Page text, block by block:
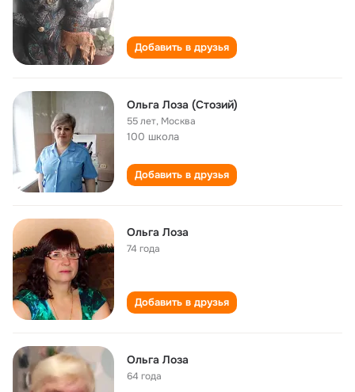
Добавить в друзья
Ольга Лоза (Стозий)
55 лет, Москва
100 школа
Добавить в друзья
Ольга Лоза
74 года
Добавить в друзья
Ольга Лоза
64 года